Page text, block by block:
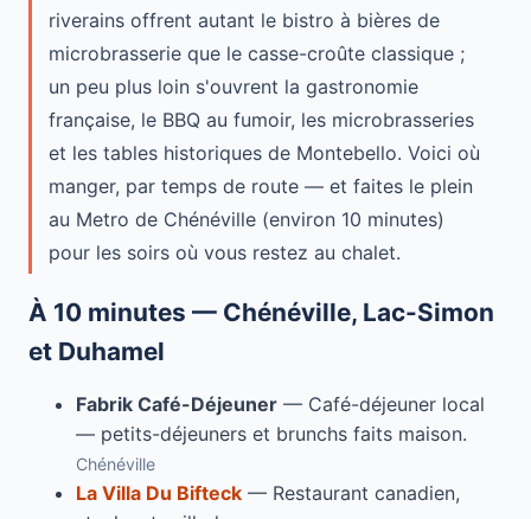
riverains offrent autant le bistro à bières de
microbrasserie que le casse-croûte classique ;
un peu plus loin s'ouvrent la gastronomie
française, le BBQ au fumoir, les microbrasseries
et les tables historiques de Montebello. Voici où
manger, par temps de route — et faites le plein
au Metro de Chénéville (environ 10 minutes)
pour les soirs où vous restez au chalet.
À 10 minutes — Chénéville, Lac-Simon
et Duhamel
Fabrik Café-Déjeuner — Café-déjeuner local
— petits-déjeuners et brunchs faits maison.
Chénéville
La Villa Du Bifteck — Restaurant canadien,